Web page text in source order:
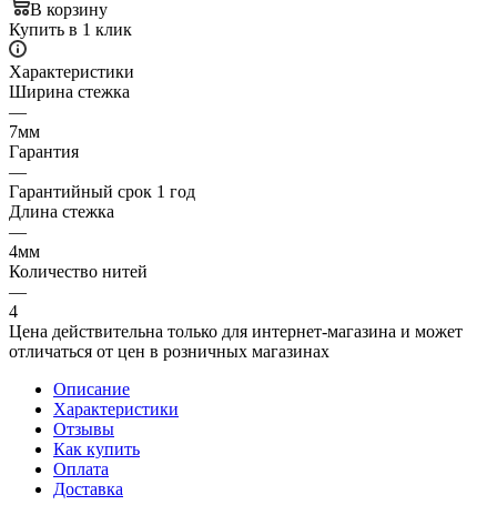
В корзину
Купить в 1 клик
Характеристики
Ширина стежка
—
7мм
Гарантия
—
Гарантийный срок 1 год
Длина стежка
—
4мм
Количество нитей
—
4
Цена действительна только для интернет-магазина и может
отличаться от цен в розничных магазинах
Описание
Характеристики
Отзывы
Как купить
Оплата
Доставка